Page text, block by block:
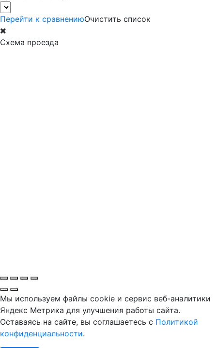
Перейти к сравнениюОчистить список
Схема проезда
Мы используем файлы cookie и сервис веб-аналитики
Яндекс Метрика для улучшения работы сайта.
Оставаясь на сайте, вы соглашаетесь с Политикой
конфиденциальности.